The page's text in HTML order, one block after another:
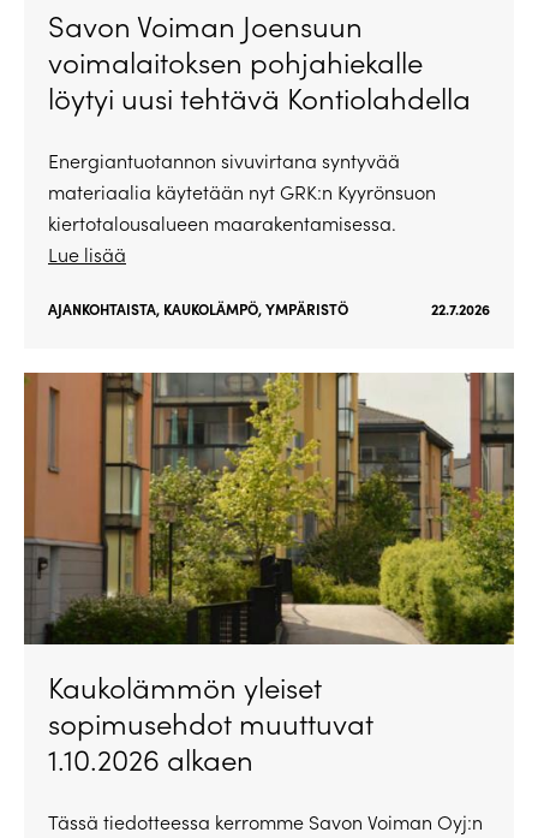
Savon Voiman Joensuun
voimalaitoksen pohjahiekalle
löytyi uusi tehtävä Kontiolahdella
Energiantuotannon sivuvirtana syntyvää
materiaalia käytetään nyt GRK:n Kyyrönsuon
kiertotalousalueen maarakentamisessa.
Lue lisää
AJANKOHTAISTA, KAUKOLÄMPÖ,YMPÄRISTÖ 22.7.2026
Kaukolämmön yleiset
sopimusehdot muuttuvat
1.10.2026 alkaen
Tässä tiedotteessa kerromme Savon Voiman Oyj:n